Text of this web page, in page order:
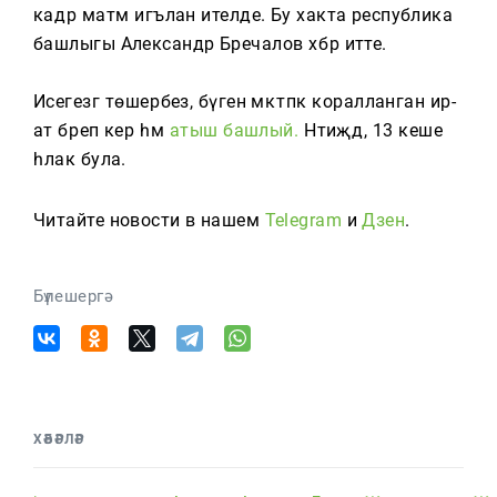
кадәр матәм игълан ителде. Бу хакта республика
башлыгы Александр Бречалов хәбәр итте.
Исегезгә төшерәбез, бүген мәктәпкә коралланган ир-
ат бәреп керә һәм атыш башлый. Нәтиҗәдә, 13 кеше
һәлак була.
Читайте новости в нашем Telegram иДзен.
Бүлешергә
ХӘБӘРЛӘР